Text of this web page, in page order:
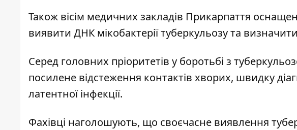
Також вісім медичних закладів Прикарпаття
виявити ДНК мікобактерії туберкульозу та
Серед головних пріоритетів у боротьбі з
посилене відстеження контактів хворих, швидку
латентної інфекції.
Фахівці наголошують, що своєчасне виявлення